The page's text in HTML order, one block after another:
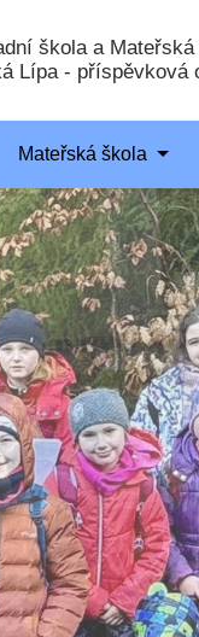
škola a
Lípa - příspěvková
Mateřská škola